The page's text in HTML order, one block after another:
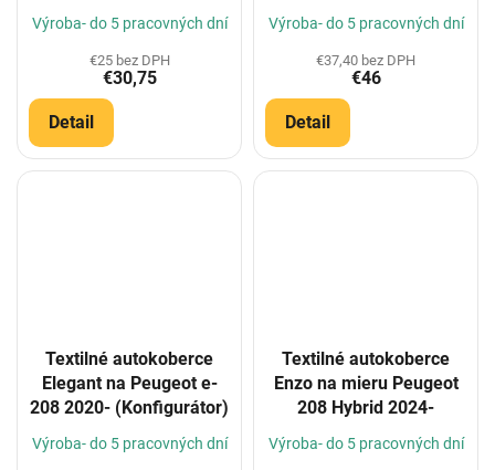
Výroba- do 5 pracovných dní
€25 bez DPH
€30,75
Detail
(Konfigurátor)
Výroba- do 5 pracovných dní
€37,40 bez DPH
€46
Detail
Textilné autokoberce
Elegant na Peugeot e-
208 2020- (Konfigurátor)
Výroba- do 5 pracovných dní
Textilné autokoberce
Enzo na mieru Peugeot
208 Hybrid 2024-
Výroba- do 5 pracovných dní